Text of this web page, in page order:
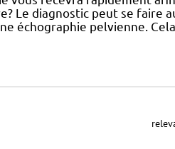
Le diagnostic peut se faire
échographie pelvienne.